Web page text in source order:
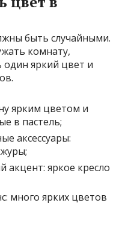
быть случайными.
комнату,
один яркий цвет и
ярким цветом и
в пастель;
аксессуары:
яркое кресло
много ярких цветов